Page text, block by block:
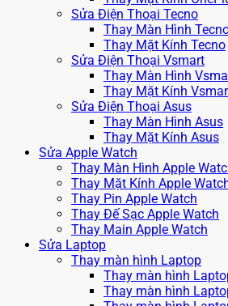
Sửa Điện Thoại Tecno
Thay Màn Hình
Thay Mặt Kính Tecno
Sửa Điện Thoại Vsmart
Thay Màn Hình
Thay Mặt Kính
Sửa Điện Thoại Asus
Thay Màn Hình Asus
Thay Mặt Kính Asus
Sửa Apple Watch
Thay Màn Hình Apple
Thay Mặt Kính Apple
Thay Pin Apple Watch
Thay Đế Sạc Apple Watch
Thay Main Apple Watch
Sửa Laptop
Thay màn hình Laptop
Thay màn hình
Thay màn hình